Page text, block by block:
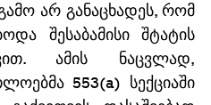
არ განაცხადეს, რომ
შესაბამისი შტატის
ამის ნაცვლად,
553(a) სექციაში